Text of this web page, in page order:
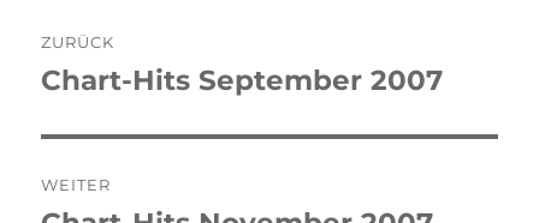
ZURÜCK
Vorheriger
Chart-Hits September 2007
WEITER